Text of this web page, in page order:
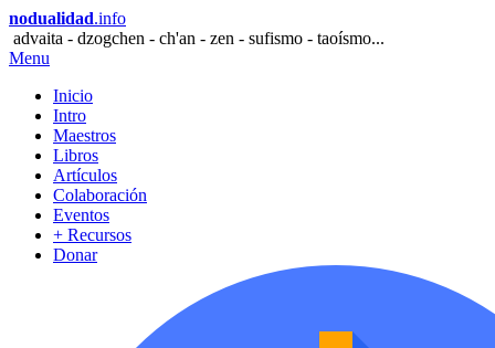
nodualidad.info
advaita - dzogchen - ch'an - zen - sufismo - taoísmo...
Menu
Inicio
Intro
Maestros
Libros
Artículos
Colaboración
Eventos
+ Recursos
Donar